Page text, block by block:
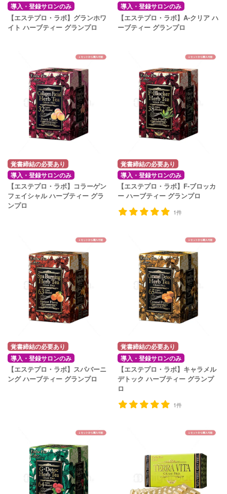
導入・登録サロンのみ
【エステプロ・ラボ】グランホワ
イト ハーブティー グランプロ
導入・登録サロンのみ
【エステプロ・ラボ】A-クリア ハ
ーブティー グランプロ
覚書締結の必要あり
導入・登録サロンのみ
【エステプロ・ラボ】コラーゲン
フェイシャル ハーブティー グラ
ンプロ
覚書締結の必要あり
導入・登録サロンのみ
【エステプロ・ラボ】F-ブロッカ
ー ハーブティー グランプロ
1件
覚書締結の必要あり
導入・登録サロンのみ
【エステプロ・ラボ】スパバーニ
ング ハーブティー グランプロ
覚書締結の必要あり
導入・登録サロンのみ
【エステプロ・ラボ】キャラメル
デトック ハーブティー グランプ
ロ
1件